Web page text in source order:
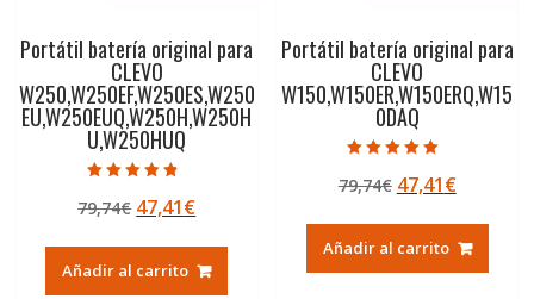
Portátil batería original para
CLEVO
W250,W250EF,W250ES,W250
EU,W250EUQ,W250H,W250H
U,W250HUQ
4.50
de 5
79,74€ El
original
era:
47,41€El
actual
es:
Añadir al carrito
Portátil batería original para
CLEVO
W150,W150ER,W150ERQ,W15
0DAQ
5.00
de 5
79,74€ El
original
era:
47,41€El
actual
es:
Añadir al carrito